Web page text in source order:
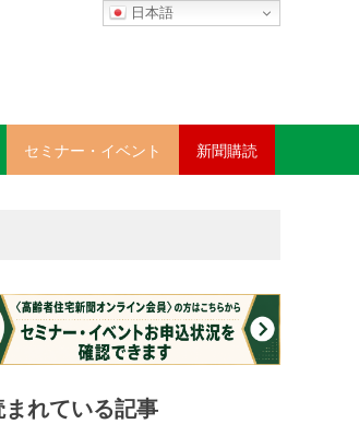
日本語
セミナー・イベント 新聞購読
まれている記事